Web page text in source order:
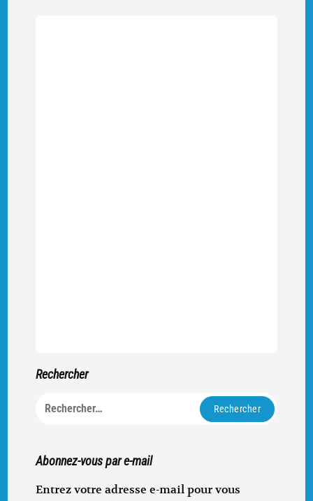
Rechercher
Rechercher :
Abonnez-vous par e-mail
Entrez votre adresse e-mail pour vous